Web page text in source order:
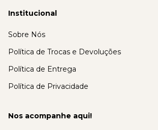
Institucional
Sobre Nós
Política de Trocas e Devoluções
Política de Entrega
Política de Privacidade
Nos acompanhe aqui!